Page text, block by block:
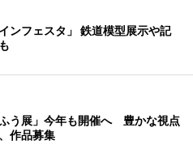
ンフェスタ」 鉄道模型展示や記
ふう展」今年も開催へ 豊かな視点
作品募集